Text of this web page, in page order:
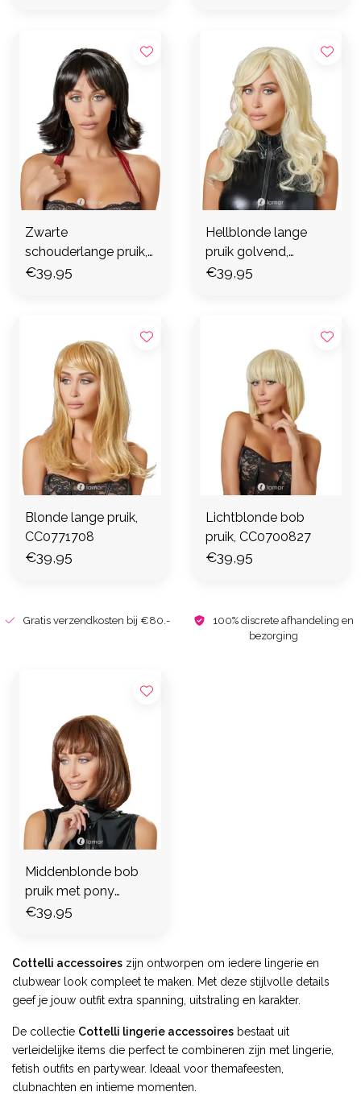
Zwarte
schouderlange pruik,
CC077362
€39,95
Hellblonde lange
pruik golvend,
CC0773506
€39,95
Blonde lange pruik,
CC0771708
€39,95
Lichtblonde bob
pruik, CC0700827
€39,95
Gratis verzendkosten bij €80.-
100% discrete afhandeling en
bezorging
Middenblonde bob
pruik met pony
,CC0700541
€39,95
Cottelli accessoires zijn ontworpen om iedere lingerie en
clubwear look compleet te maken. Met deze stijlvolle details
geef je jouw outfit extra spanning, uitstraling en karakter.
De collectie Cottelli lingerie accessoires bestaat uit
verleidelijke items die perfect te combineren zijn met lingerie,
fetish outfits en partywear. Ideaal voor themafeesten,
clubnachten en intieme momenten.